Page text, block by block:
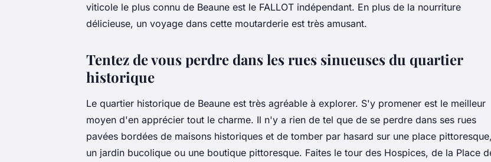
viticole le plus connu de Beaune est le FALLOT indépendant. En plus de la nourriture
délicieuse, un voyage dans cette moutarderie est très amusant.
Tentez de vous perdre dans les rues sinueuses du quartier
historique
Le quartier historique de Beaune est très agréable à explorer. S'y promener est le meilleur
moyen d'en apprécier tout le charme. Il n'y a rien de tel que de se perdre dans ses rues
pavées bordées de maisons historiques et de tomber par hasard sur une place pittoresque,
un jardin bucolique ou une boutique pittoresque. Faites le tour des Hospices, de la Place